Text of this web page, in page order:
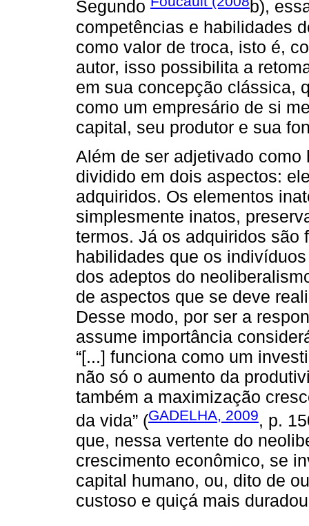
Segundo
b),
competências e habilidades
como valor de troca, isto é,
autor, isso possibilita a
em sua concepção clássica,
como um empresário de si
capital, seu produtor e sua
Além de ser adjetivado
dividido em dois aspectos:
adquiridos. Os elementos
simplesmente inatos,
termos. Já os adquiridos são
habilidades que os
dos adeptos do
de aspectos que se deve
Desse modo, por ser a
assume importância
“[...] funciona como um
não só o aumento da
também a maximização
da vida” (GADELHA, 2009, p.
que, nessa vertente do
crescimento econômico, se
capital humano, ou, dito de
custoso e quiçá mais